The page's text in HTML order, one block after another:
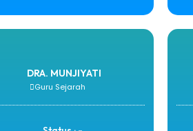
DRA. MUNJIYATI
Guru Sejarah